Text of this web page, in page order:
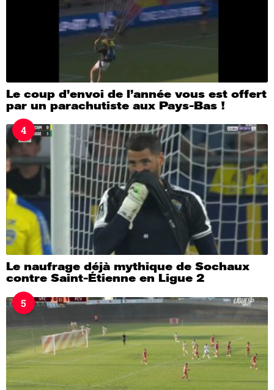
Le coup d’envoi de l’année vous est offert
par un parachutiste aux Pays-Bas !
4
Le naufrage déjà mythique de Sochaux
contre Saint-Étienne en Ligue 2
5